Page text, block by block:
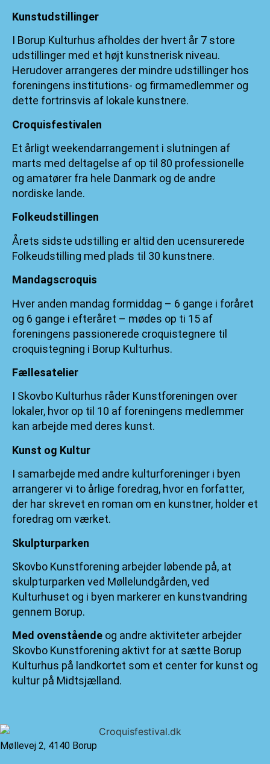
Kunstudstillinger
I Borup Kulturhus afholdes der hvert år 7 store
udstillinger med et højt kunstnerisk niveau.
Herudover arrangeres der mindre udstillinger hos
foreningens institutions- og firmamedlemmer og
dette fortrinsvis af lokale kunstnere.
Croquisfestivalen
Et årligt weekendarrangement i slutningen af
marts med deltagelse af op til 80 professionelle
og amatører fra hele Danmark og de andre
nordiske lande.
Folkeudstillingen
Årets sidste udstilling er altid den ucensurerede
Folkeudstilling med plads til 30 kunstnere.
Mandagscroquis
Hver anden mandag formiddag – 6 gange i foråret
og 6 gange i efteråret – mødes op ti 15 af
foreningens passionerede croquistegnere til
croquistegning i Borup Kulturhus.
Fællesatelier
I Skovbo Kulturhus råder Kunstforeningen over
lokaler, hvor op til 10 af foreningens medlemmer
kan arbejde med deres kunst.
Kunst og Kultur
I samarbejde med andre kulturforeninger i byen
arrangerer vi to årlige foredrag, hvor en forfatter,
der har skrevet en roman om en kunstner, holder et
foredrag om værket.
Skulpturparken
Skovbo Kunstforening arbejder løbende på, at
skulpturparken ved Møllelundgården, ved
Kulturhuset og i byen markerer en kunstvandring
gennem Borup.
Med ovenstående og andre aktiviteter arbejder
Skovbo Kunstforening aktivt for at sætte Borup
Kulturhus på landkortet som et center for kunst og
kultur på Midtsjælland.
Møllevej 2, 4140 Borup